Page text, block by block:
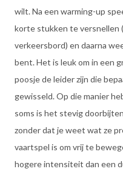
wilt. Na een warming-up
korte stukken te versnellen
verkeersbord) en daarna
bent. Het is leuk om in een
poosje de leider zijn die
gewisseld. Op die manier
soms is het stevig
zonder dat je weet wat ze
vaartspel is om vrij te
hogere intensiteit dan een